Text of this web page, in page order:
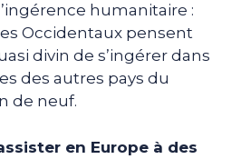
humanitaire :
Occidentaux pensent
divin de s’ingérer dans
des autres pays du
de neuf.
en Europe à des